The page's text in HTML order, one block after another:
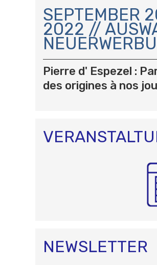
A
V
I
G
A
T
I
O
SEPTEMBER
2022 //
Pierre d' Espezel :
des origines à nos
NEWSLETTER